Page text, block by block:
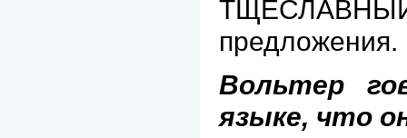
предложения.
Вольтер
языке, что